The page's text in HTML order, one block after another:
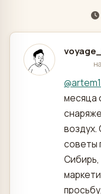
@
месяца
советы
Сибирь,